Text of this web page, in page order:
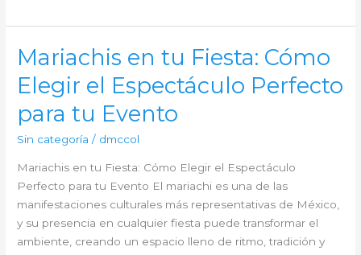
a
Invitados?
Un
de
Mariachis
la
Respuesta
Mariachis en tu Fiesta: Cómo
Elegir el Espectáculo Perfecto
para tu Evento
Sin categoría / dmccol
Mariachis en tu Fiesta: Cómo Elegir el Espectáculo
Perfecto para tu Evento El mariachi es una de las
manifestaciones culturales más representativas de México,
y su presencia en cualquier fiesta puede transformar el
ambiente, creando un espacio lleno de ritmo, tradición y